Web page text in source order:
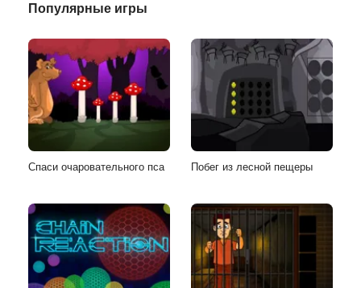
Популярные игры
Спаси очаровательного пса Побег из лесной пещеры